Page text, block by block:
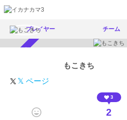
プレイヤー チーム
もこきち
𝕏 ページ
3
2